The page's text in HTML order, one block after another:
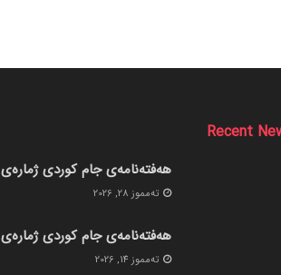
Recent
هەفتەنامەی جام کوردی ژمارەی 432
ته‌مموز 28, 2026
هەفتەنامەی جام کوردی ژمارەی 431
ته‌مموز 14, 2026